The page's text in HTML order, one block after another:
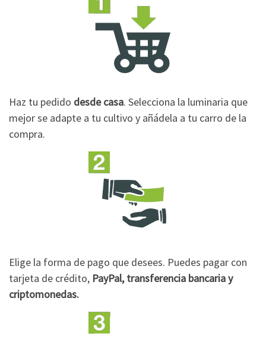
Haz tu pedido desde casa. Selecciona la luminaria que
mejor se adapte a tu cultivo y añádela a tu carro de la
compra.
Elige la forma de pago que desees. Puedes pagar con
tarjeta de crédito, PayPal, transferencia bancaria y
criptomonedas.